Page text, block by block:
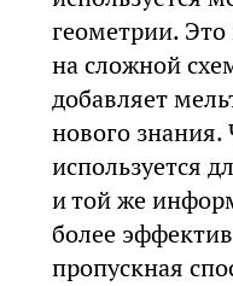
геометрии.
на сложной
добавляет
нового
используется
и той же
более
пропускная